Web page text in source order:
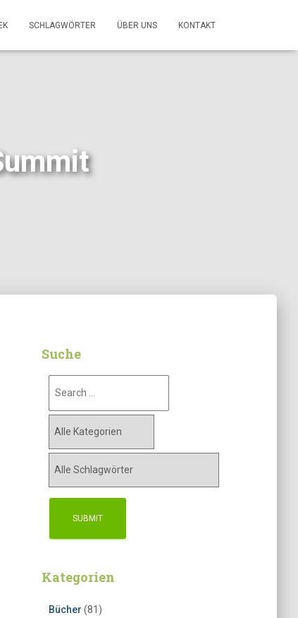
SCHLAGWÖRTER ÜBER UNS KONTAKT
Suche
Kategorien
Bücher (81)